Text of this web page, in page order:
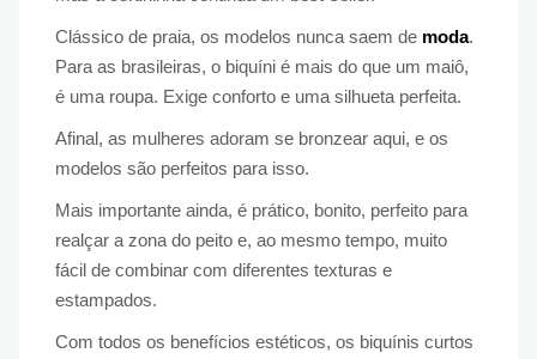
Clássico de praia, os modelos nunca saem de moda.
Para as brasileiras, o biquíni é mais do que um maiô,
é uma roupa. Exige conforto e uma silhueta perfeita.
Afinal, as mulheres adoram se bronzear aqui, e os
modelos são perfeitos para isso.
Mais importante ainda, é prático, bonito, perfeito para
realçar a zona do peito e, ao mesmo tempo, muito
fácil de combinar com diferentes texturas e
estampados.
Com todos os benefícios estéticos, os biquínis curtos